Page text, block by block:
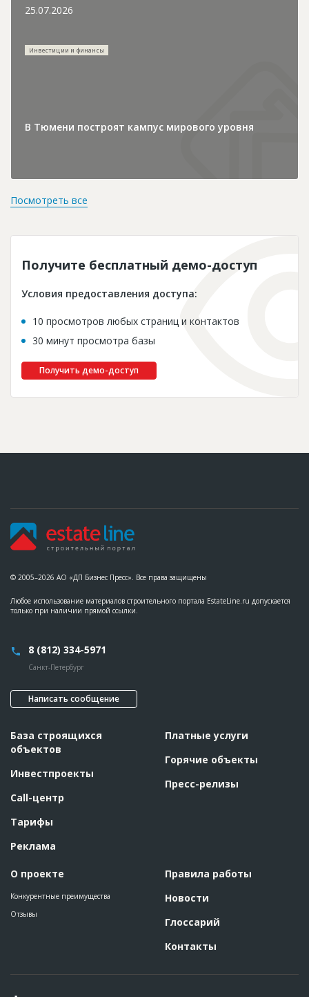
25.07.2026
Инвестиции и финансы
В Тюмени построят кампус мирового уровня
Посмотреть все
Получите бесплатный демо-доступ
Условия предоставления доступа:
10 просмотров любых страниц и контактов
30 минут просмотра базы
Получить демо-доступ
© 2005–2026 АО «ДП Бизнес Пресс». Все права защищены
Любое использование материалов строительного портала EstateLine.ru допускается
только при наличии прямой ссылки.
8 (812) 334-5971
Санкт-Петербург
Написать сообщение
База строящихся
объектов
Инвестпроекты
Call-центр
Тарифы
Реклама
О проекте
Конкурентные преимущества
Отзывы
Платные услуги
Горячие объекты
Пресс-релизы
Правила работы
Новости
Глоссарий
Контакты